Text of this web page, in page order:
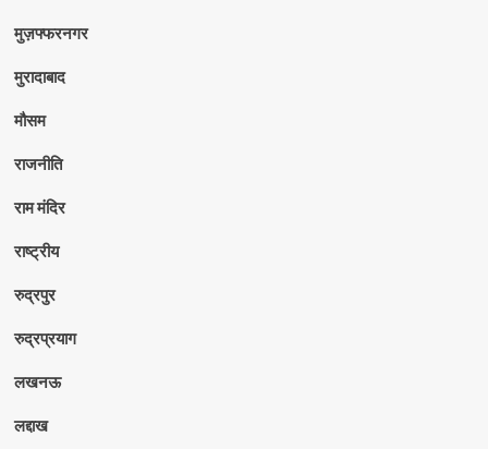
मुज़फ्फरनगर
मुरादाबाद
मौसम
राजनीति
राम मंदिर
राष्ट्रीय
रुद्रपुर
रुद्रप्रयाग
लखनऊ
लद्दाख